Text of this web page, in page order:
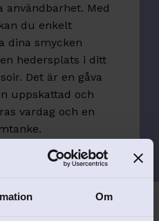
Om
användbarhet. Med
du enkelt
dina smycken
hedersplats i ditt
Det är en gåva
uppskattad och
vardag och en